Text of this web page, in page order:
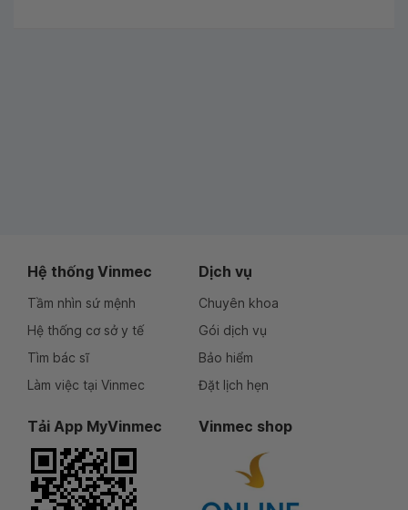
Hệ thống Vinmec
Tầm nhìn sứ mệnh
Hệ thống cơ sở y tế
Tìm bác sĩ
Làm việc tại Vinmec
Dịch vụ
Chuyên khoa
Gói dịch vụ
Bảo hiểm
Đặt lịch hẹn
Tải App MyVinmec Vinmec shop